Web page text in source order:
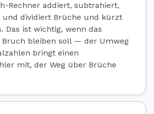
Rechner addiert, subtrahiert,
dividiert Brüche und kürzt
Das ist wichtig, wenn das
Bruch bleiben soll — der Umweg
bringt einen
mit, der Weg über Brüche